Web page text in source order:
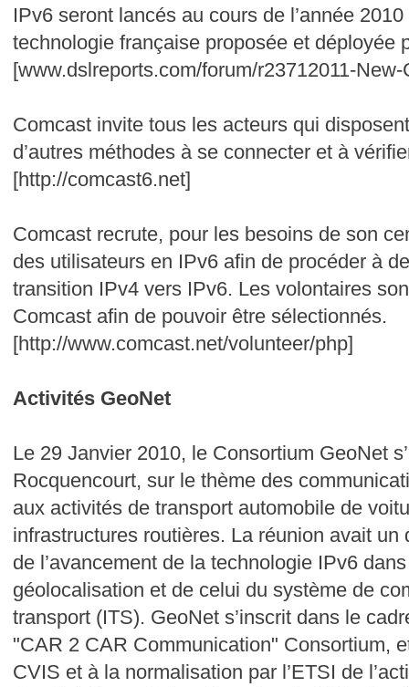
IPv6 seront lancés au cours de l’année
technologie française proposée et déployée
[www.dslreports.com/forum/r23712011-
Comcast invite tous les acteurs qui
d’autres méthodes à se connecter et à
[http://comcast6.net]
Comcast recrute, pour les besoins de son
des utilisateurs en IPv6 afin de procéder à
transition IPv4 vers IPv6. Les volontaires
Comcast afin de pouvoir être sélectionnés.
[http://www.comcast.net/volunteer/php]
Activités GeoNet
Le 29 Janvier 2010, le Consortium GeoNet
Rocquencourt, sur le thème des
aux activités de transport automobile de
infrastructures routières. La réunion avait
de l’avancement de la technologie IPv6
géolocalisation et de celui du système de
transport (ITS). GeoNet s’inscrit dans le
"CAR 2 CAR Communication" Consortium,
CVIS et à la normalisation par l’ETSI de